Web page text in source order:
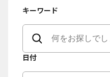
キーワード
日付